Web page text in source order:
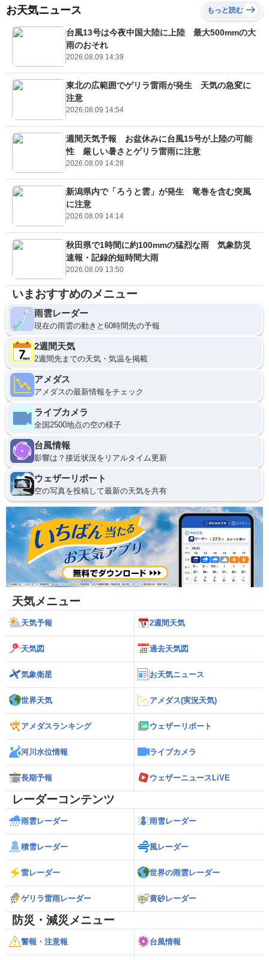
お天気ニュース もっと読む
台風13号は今夜中国大陸に上陸 最大500mmの大
雨のおそれ
2026.08.09 14:39
東北の広範囲でゲリラ雷雨が発生 天気の急変に
注意
2026.08.09 14:54
週間天気予報 お盆休みに台風15号が上陸の可能
性 厳しい暑さとゲリラ雷雨に注意
2026.08.09 14:28
新潟県内で「ろうと雲」が発生 竜巻を含む突風
に注意
2026.08.09 14:14
秋田県で1時間に約100mmの猛烈な雨 気象防災
速報・記録的短時間大雨
2026.08.09 13:50
いまおすすめのメニュー
雨雲レーダー
現在の雨雲の動きと60時間先の予報
2週間天気
2週間先までの天気・気温を掲載
アメダス
アメダスの最新情報をチェック
ライブカメラ
全国2500地点の空の様子
台風情報
影響は？接近状況をリアルタイム更新
ウェザーリポート
空の写真を投稿して最新の天気を共有
天気メニュー
天気予報 2週間天気
天気図 過去天気図
気象衛星 お天気ニュース
世界天気 アメダス(実況天気)
アメダスランキング ウェザーリポート
河川水位情報 ライブカメラ
長期予報 ウェザーニュースLiVE
レーダーコンテンツ
雨雲レーダー 雨雪レーダー
積雪レーダー 風レーダー
雷レーダー 世界の雨雲レーダー
ゲリラ雷雨レーダー 黄砂レーダー
防災・減災メニュー
警報・注意報 台風情報